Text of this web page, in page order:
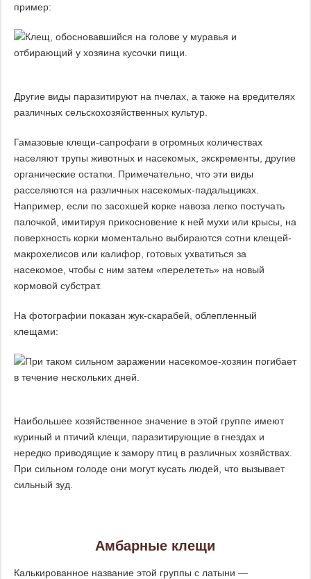
пример:
Другие виды паразитируют на пчелах, а также на вредителях
различных сельскохозяйственных культур.
Гамазовые клещи-сапрофаги в огромных количествах
населяют трупы животных и насекомых, экскременты, другие
органические остатки. Примечательно, что эти виды
расселяются на различных насекомых-падальщиках.
Например, если по засохшей корке навоза легко постучать
палочкой, имитируя прикосновение к ней мухи или крысы, на
поверхность корки моментально выбираются сотни клещей-
макрохелисов или калифор, готовых ухватиться за
насекомое, чтобы с ним затем «перелететь» на новый
кормовой субстрат.
На фотографии показан жук-скарабей, облепленный
клещами:
Наибольшее хозяйственное значение в этой группе имеют
куриный и птичий клещи, паразитирующие в гнездах и
нередко приводящие к замору птиц в различных хозяйствах.
При сильном голоде они могут кусать людей, что вызывает
сильный зуд.
Амбарные клещи
Калькированное название этой группы с латыни —